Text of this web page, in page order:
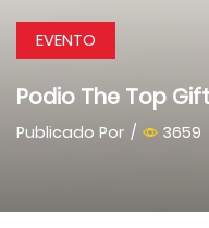
EVENTO
Podio The Top Gift
Publicado Por / 3659